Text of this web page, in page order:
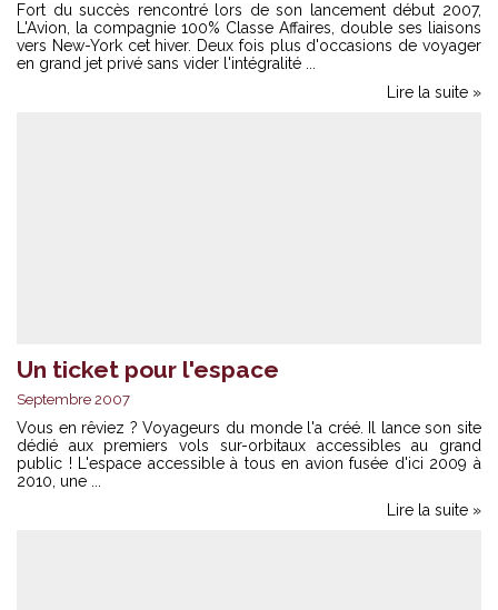
Fort du succès rencontré lors de son lancement début 2007,
L'Avion, la compagnie 100% Classe Affaires, double ses liaisons
vers New-York cet hiver. Deux fois plus d'occasions de voyager
en grand jet privé sans vider l'intégralité ...
Lire la suite »
Un ticket pour l'espace
Septembre 2007
Vous en rêviez ? Voyageurs du monde l'a créé. Il lance son site
dédié aux premiers vols sur-orbitaux accessibles au grand
public ! L'espace accessible à tous en avion fusée d'ici 2009 à
2010, une ...
Lire la suite »